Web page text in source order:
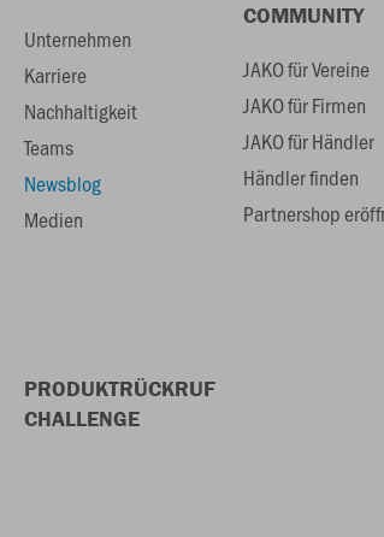
Unternehmen
Karriere
Nachhaltigkeit
Teams
Newsblog
Medien
COMMUNITY
JAKO für Vereine
JAKO für Firmen
JAKO für Händler
Händler finden
Partnershop
PRODUKTRÜCKRUF
CHALLENGE